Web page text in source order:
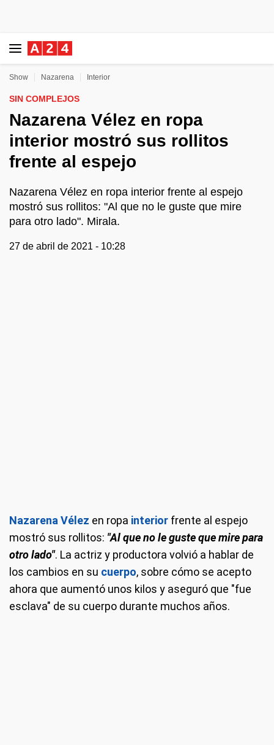
Show Nazarena Interior
SIN COMPLEJOS
Nazarena Vélez en ropa
interior mostró sus rollitos
frente al espejo
Nazarena Vélez en ropa interior frente al espejo
mostró sus rollitos: "Al que no le guste que mire
para otro lado". Mirala.
27 de abril de 2021 - 10:28
Nazarena Vélez en ropa interior frente al espejo
mostró sus rollitos: "Al que no le guste que mire para
otro lado". La actriz y productora volvió a hablar de
los cambios en su cuerpo, sobre cómo se acepto
ahora que aumentó unos kilos y aseguró que "fue
esclava" de su cuerpo durante muchos años.